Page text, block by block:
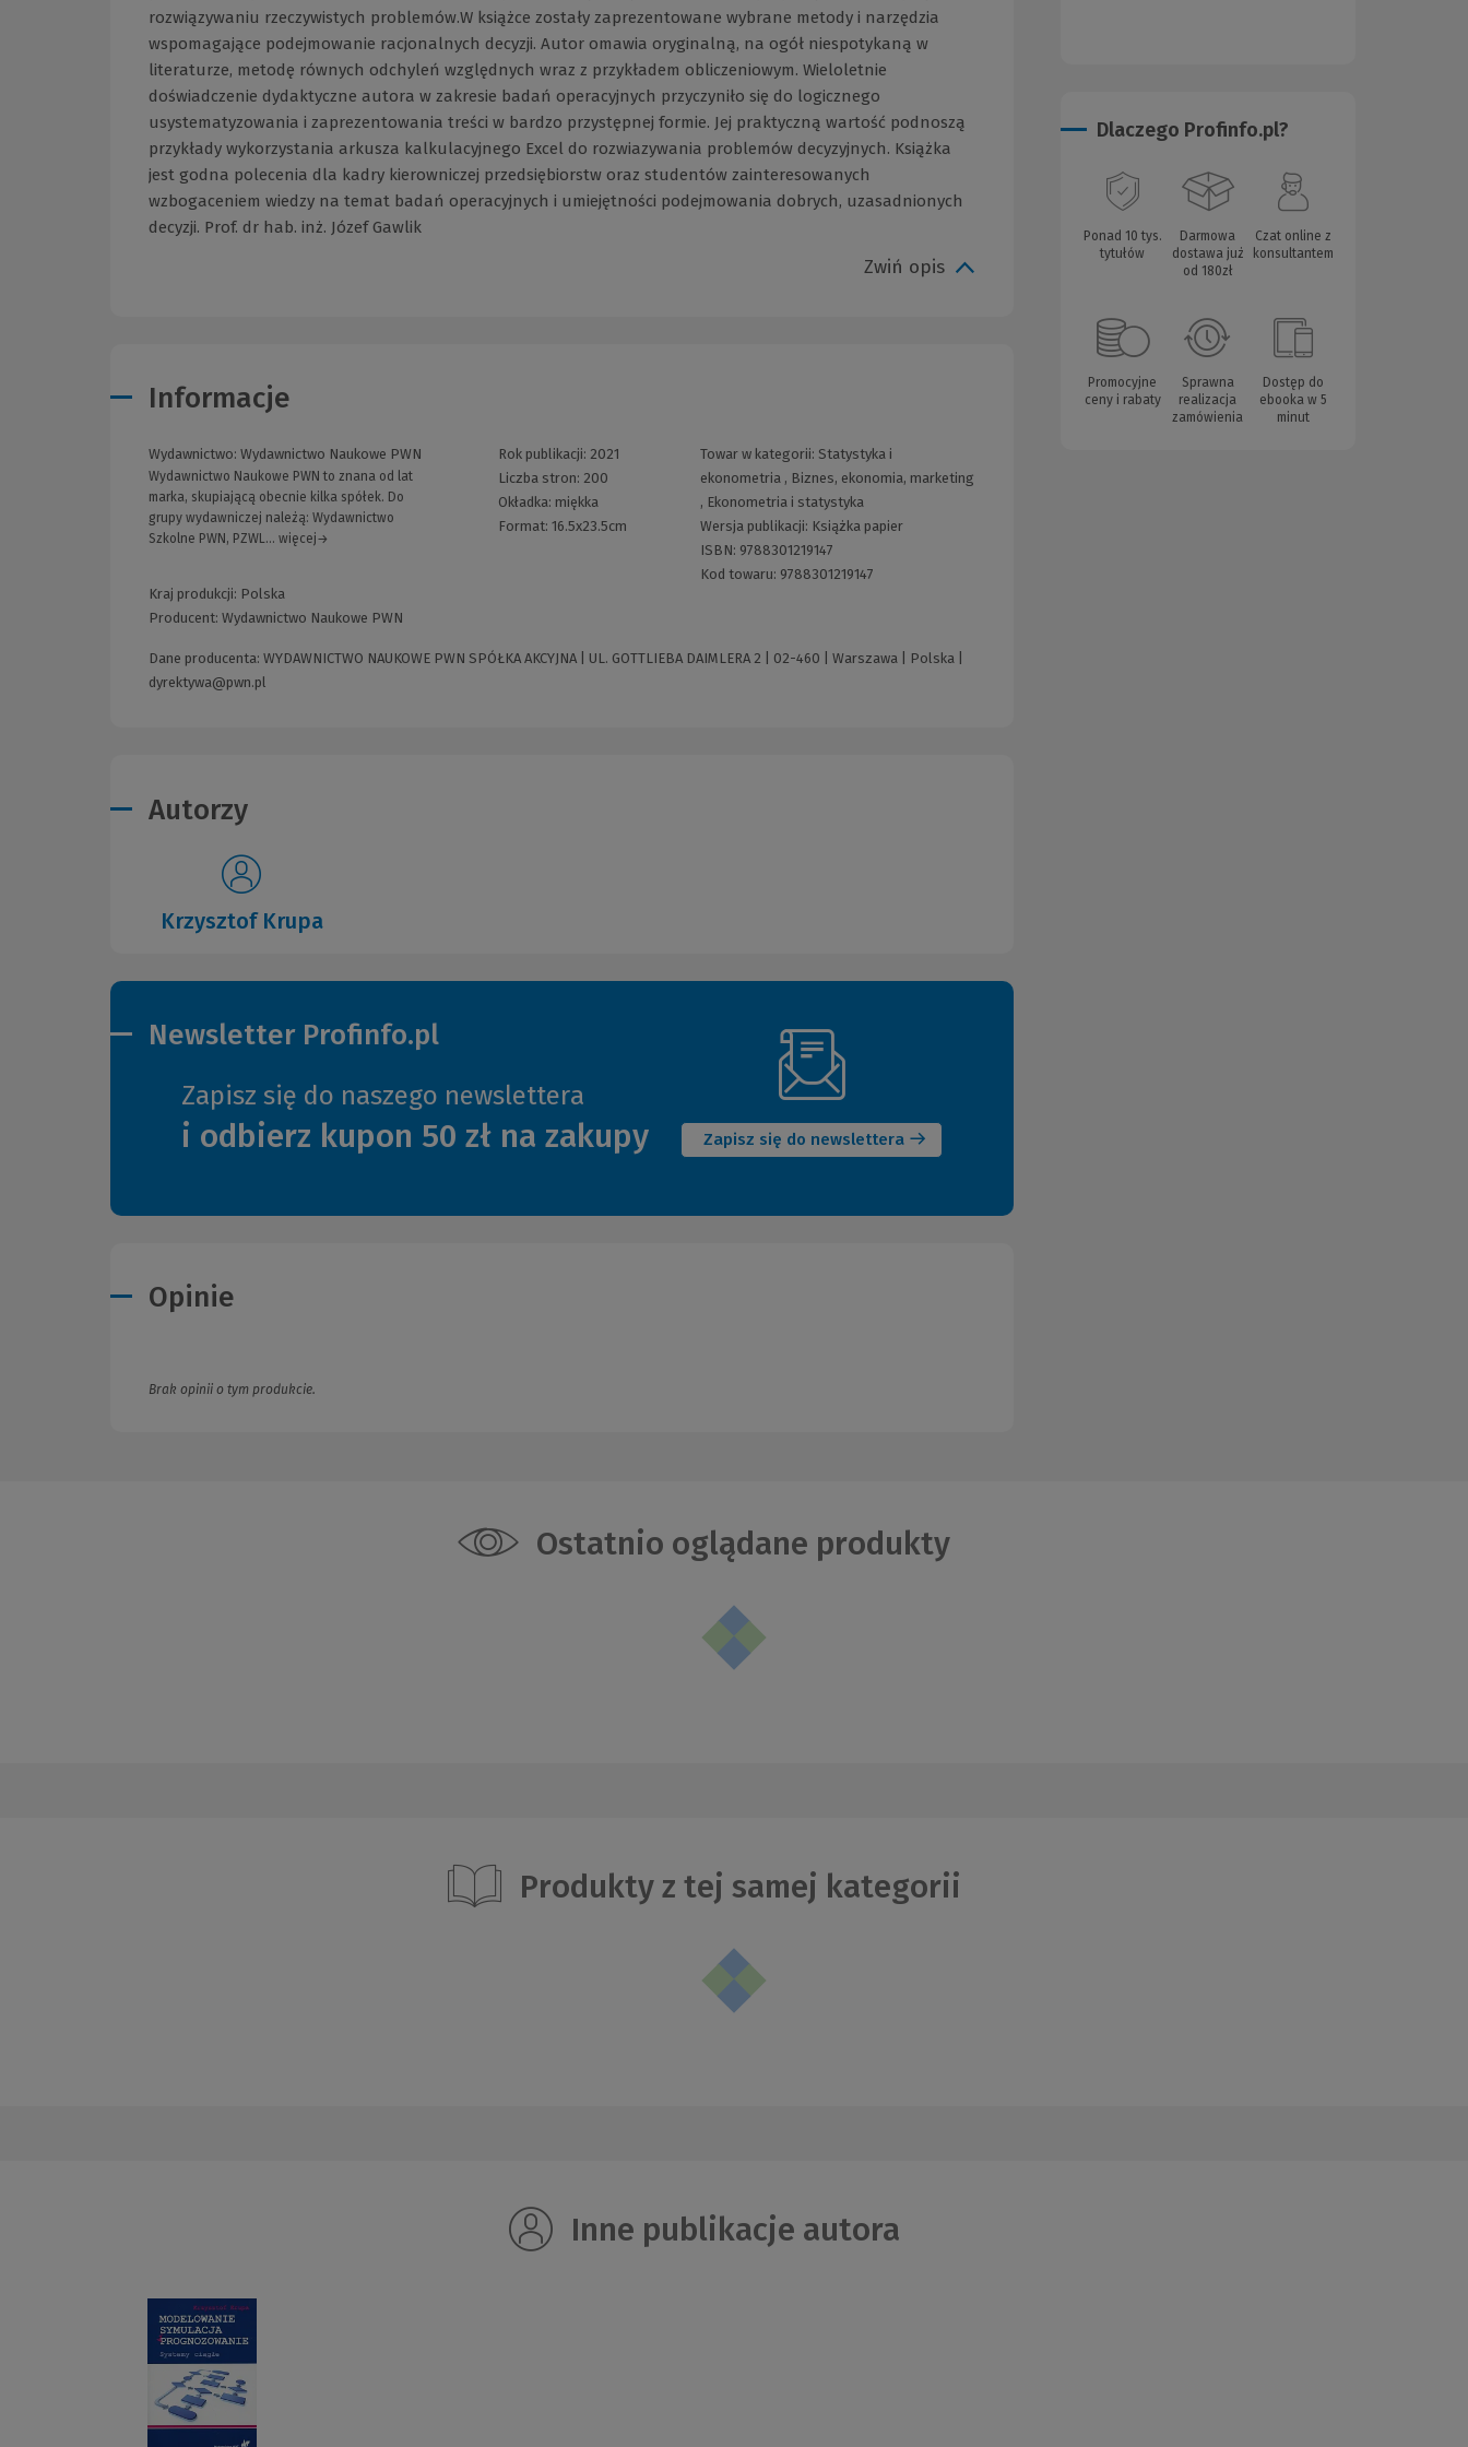
rozwiązywaniu rzeczywistych problemów.W książce zostały zaprezentowane wybrane metody i narzędzia
wspomagające podejmowanie racjonalnych decyzji. Autor omawia oryginalną, na ogół niespotykaną w
literaturze, metodę równych odchyleń względnych wraz z przykładem obliczeniowym. Wieloletnie
doświadczenie dydaktyczne autora w zakresie badań operacyjnych przyczyniło się do logicznego
usystematyzowania i zaprezentowania treści w bardzo przystępnej formie. Jej praktyczną wartość podnoszą
przykłady wykorzystania arkusza kalkulacyjnego Excel do rozwiazywania problemów decyzyjnych. Książka
jest godna polecenia dla kadry kierowniczej przedsiębiorstw oraz studentów zainteresowanych
wzbogaceniem wiedzy na temat badań operacyjnych i umiejętności podejmowania dobrych, uzasadnionych
decyzji. Prof. dr hab. inż. Józef Gawlik
Zwiń opis
Informacje
Wydawnictwo: Wydawnictwo Naukowe PWN
Wydawnictwo Naukowe PWN to znana od lat
marka, skupiającą obecnie kilka spółek. Do
grupy wydawniczej należą: Wydawnictwo
Szkolne PWN, PZWL... więcej→
Kraj produkcji: Polska
Producent: Wydawnictwo Naukowe PWN
Rok publikacji: 2021
Liczba stron: 200
Okładka: miękka
Format: 16.5x23.5cm
Towar w kategorii: Statystyka i
ekonometria, Biznes, ekonomia, marketing
, Ekonometria i statystyka
Wersja publikacji: Książka papier
ISBN: 9788301219147
Kod towaru: 9788301219147
Dane producenta: WYDAWNICTWO NAUKOWE PWN SPÓŁKA AKCYJNA | UL. GOTTLIEBA DAIMLERA 2 | 02-460 | Warszawa | Polska |
dyrektywa@pwn.pl
Autorzy
Krzysztof Krupa
Newsletter Profinfo.pl
Zapisz się do naszego newslettera
i odbierz kupon 50 zł na zakupy Zapisz się do newslettera
okno)
Opinie
Brak opinii o tym produkcie.
Dlaczego Profinfo.pl?
Ponad 10 tys.
tytułów
Darmowa
dostawa już
od 180zł
Czat online z
konsultantem
Promocyjne
ceny i rabaty
Sprawna
realizacja
zamówienia
Dostęp do
ebooka w 5
minut
Ostatnio oglądane produkty
Produkty z tej samej kategorii
Inne publikacje autora